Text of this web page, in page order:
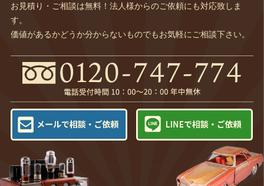
お見積り・ご相談は無料！法人様からのご依頼にも対応致しま
す。
価値があるかどうか分からないものでもお気軽にご相談下さい。